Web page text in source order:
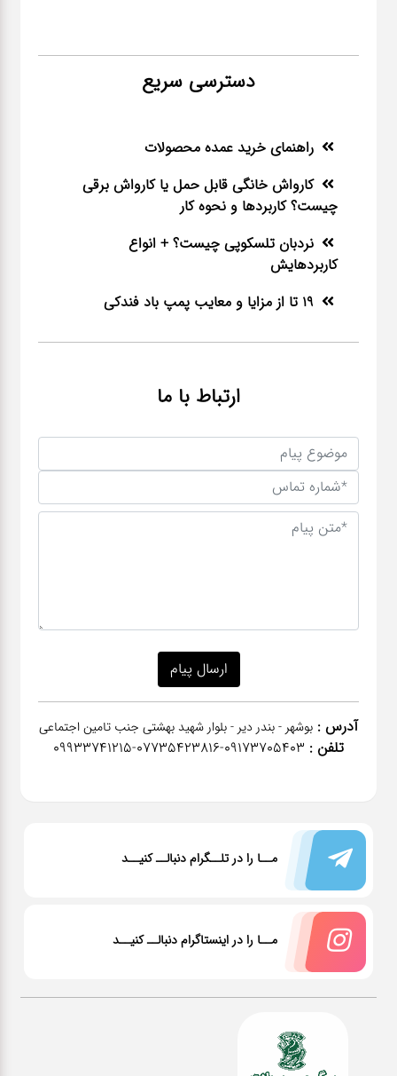
دسترسی سریع
راهنمای خرید عمده محصولات
کارواش خانگی قابل حمل یا کارواش برقی
چیست؟ کاربردها و نحوه کار
نردبان تلسکوپی چیست؟ + انواع
کاربردهایش
19 تا از مزایا و معایب پمپ باد فندکی
ارتباط با ما
آدرس : بوشهر - بندر دیر - بلوار شهید بهشتی جنب تامین اجتماعی
تلفن : ٠٩١٧٣٧٠٥٤٠٣-07735423816-09933741215
مــا را در تلــگرام دنبالــ کنیــد
مــا را در اینستاگرام دنبالــ کنیــد